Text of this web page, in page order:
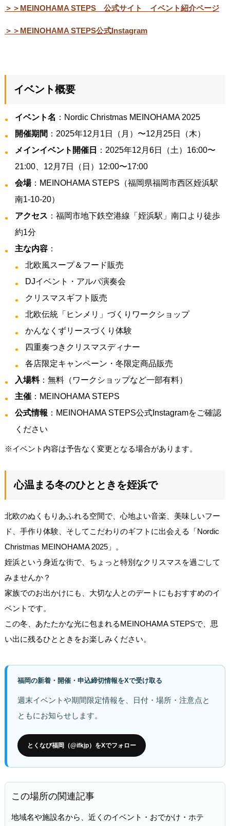
＞＞MEINOHAMA STEPS 公式サイト イベント紹介ページ
＞＞MEINOHAMA STEPS公式Instagram
イベント概要
イベント名 ：Nordic Christmas MEINOHAMA 2025
開催期間 ：2025年12月1日（月）〜12月25日（木）
メインイベント開催日
：2025年12月6日（土）16:00〜
21:00、12月7日（日）12:00〜17:00
会場：MEINOHAMA STEPS（福岡県福岡市西区姪浜駅
南1-10-20）
アクセス ：福岡市地下鉄空港線「姪浜駅」南口より徒歩
約1分
主な内容：
北欧風スープ＆フード販売
DJイベント・アルパ演奏会
クリスマスギフト販売
北欧伝統「ヒンメリ」づくりワークショップ
かんなくずリースづくり体験
四重奏つきクリスマスディナー
各店限定キャンペーン・冬限定商品販売
入場料：無料（ワークショップなど一部有料）
主催：MEINOHAMA STEPS
公式情報 ：MEINOHAMA STEPS公式Instagramをご確認
ください
※イベント内容は予告なく変更となる場合があります。
心温まる冬のひとときを姪浜で
北欧のぬくもりあふれる空間で、心地よい音楽、美味しいフー
ド、手作り体験、そしてこだわりのギフトに出会える「Nordic
Christmas MEINOHAMA 2025」。
姪浜という身近な街で、ちょっと特別なクリスマスを過ごして
みませんか？
家族でのお出かけにも、大切な人とのデートにもおすすめのイ
ベントです。
この冬、あたたかな光に包まれるMEINOHAMA STEPSで、思
い出に残るひとときをお楽しみください。
福岡の新着・開催・申込締切情報をXで受け取る
週末イベントや期間限定情報を、日付・場所・注意点と
ともにお知らせします。
とくなび福岡（@ifkjp）をXでフォロー
この場所の関連記事
地域名や施設名から、近くのイベント・おでかけ・ホテ